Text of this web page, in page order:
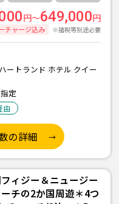
円～649,000円
チャージ込み ※諸税等別途必要
ハートランド ホテル クイー
定
由
の詳細
ィジー＆ニュージー
チの2か国周遊＊4つ